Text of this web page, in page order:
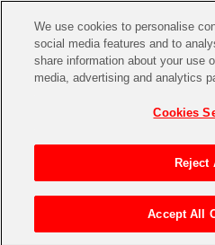
CHANNEL
アイドルマスターシリーズ
アイドルマスター
イベントグッズ
トイ・ホビー
> THE IDOLM@STER CINDERELLA
We use cookies to personalise
social media features and to
share information about your use
media, advertising and analytics
Cookies
Reject
Accept All